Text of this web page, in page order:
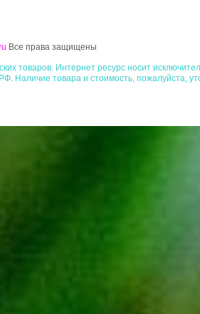
Все права защищены
товаров. Интернет ресурс носит
Наличие товара и стоимость, пожалуйста,